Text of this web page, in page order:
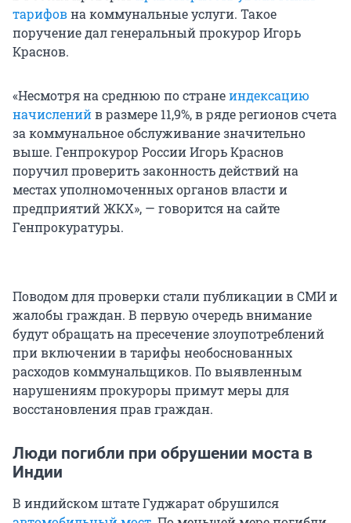
тарифовна коммунальные услуги. Такое
поручение дал генеральный прокурор Игорь
Краснов.
«Несмотря на среднюю по странеиндексацию
начисленийв размере 11,9%, в ряде регионов счета
за коммунальное обслуживание значительно
выше. Генпрокурор России Игорь Краснов
поручил проверить законность действий на
местах уполномоченных органов власти и
предприятий ЖКХ», — говорится на сайте
Генпрокуратуры.
Поводом для проверки стали публикации в СМИ и
жалобы граждан. В первую очередь внимание
будут обращать на пресечение злоупотреблений
при включении в тарифы необоснованных
расходов коммунальщиков. По выявленным
нарушениям прокуроры примут меры для
восстановления прав граждан.
Люди погибли при обрушении моста в
Индии
В индийском штате Гуджарат обрушился